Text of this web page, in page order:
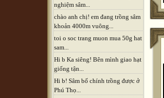
nghiệm sâm...
chào anh chị! em đang trồng sâm
khoản 4000m vuông...
toi o soc trang muon mua 50g hat
sam...
Hi b Ka siêng! Bên mình giao hạt
giống tận...
Hi b! Sâm bố chính trồng được ở
Phú Thọ...